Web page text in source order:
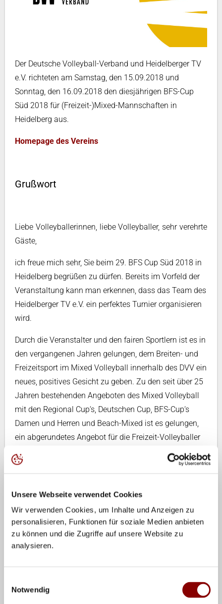
Unsere Webseite verwendet Cookies
Wir verwenden Cookies, um Inhalte und Anzeigen zu
personalisieren, Funktionen für soziale Medien anbieten
zu können und die Zugriffe auf unsere Website zu
analysieren.
Notwendig
Der Deutsche Volleyball-Verband und Heidelberger TV
e.V. richteten am Samstag, den 15.09.2018 und
Sonntag, den 16.09.2018 den diesjährigen BFS-Cup
Süd 2018 für (Freizeit-)Mixed-Mannschaften in
Heidelberg aus.
Homepage des Vereins
Grußwort
Liebe Volleyballerinnen, liebe Volleyballer, sehr verehrte
Gäste,
ich freue mich sehr, Sie beim 29. BFS Cup Süd 2018 in
Heidelberg begrüßen zu dürfen. Bereits im Vorfeld der
Veranstaltung kann man erkennen, dass das Team des
Heidelberger TV e.V. ein perfektes Turnier organisieren
wird.
Durch die Veranstalter und den fairen Sportlern ist es in
den vergangenen Jahren gelungen, dem Breiten- und
Freizeitsport im Mixed Volleyball innerhalb des DVV ein
neues, positives Gesicht zu geben. Zu den seit über 25
Jahren bestehenden Angeboten des Mixed Volleyball
mit den Regional Cup‘s, Deutschen Cup, BFS-Cup‘s
Damen und Herren und Beach-Mixed ist es gelungen,
ein abgerundetes Angebot für die Freizeit-Volleyballer
Eine besondere Leistung des Vereins Heidelberger TV
e.V. ist es, so ein großes zweitägiges Turnier mit bis zu
20 Mannschaften zu organisieren. Ein besonderer Dank
geht deshalb an die Initiatoren und Helfer, den
den persönlichen Einsatz im Zusammenhang mit den